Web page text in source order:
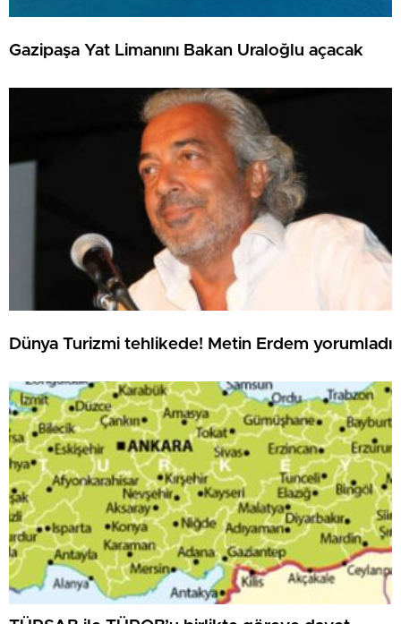
Gazipaşa Yat Limanını Bakan Uraloğlu açacak
Dünya Turizmi tehlikede! Metin Erdem yorumladı